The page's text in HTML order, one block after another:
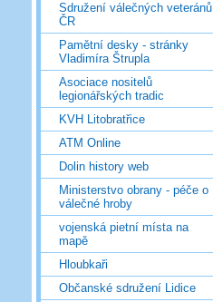
Sdružení válečných veteránů
ČR
Pamětní desky - stránky
Vladimíra Štrupla
Asociace nositelů
legionářských tradic
KVH Litobratřice
ATM Online
Dolin history web
Ministerstvo obrany - péče o
válečné hroby
vojenská pietní místa na
mapě
Hloubkaři
Občanské sdružení Lidice